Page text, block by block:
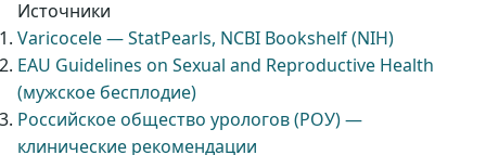
Источники
Varicocele — StatPearls, NCBI Bookshelf (NIH)
EAU Guidelines on Sexual and Reproductive Health
(мужское бесплодие)
Российское общество урологов (РОУ) —
клинические рекомендации